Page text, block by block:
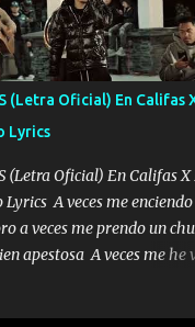
(Letra Oficial) En Califas
Lyrics
(Letra Oficial) En Califas X
A veces me
a veces me prendo un
apestosa A veces me he